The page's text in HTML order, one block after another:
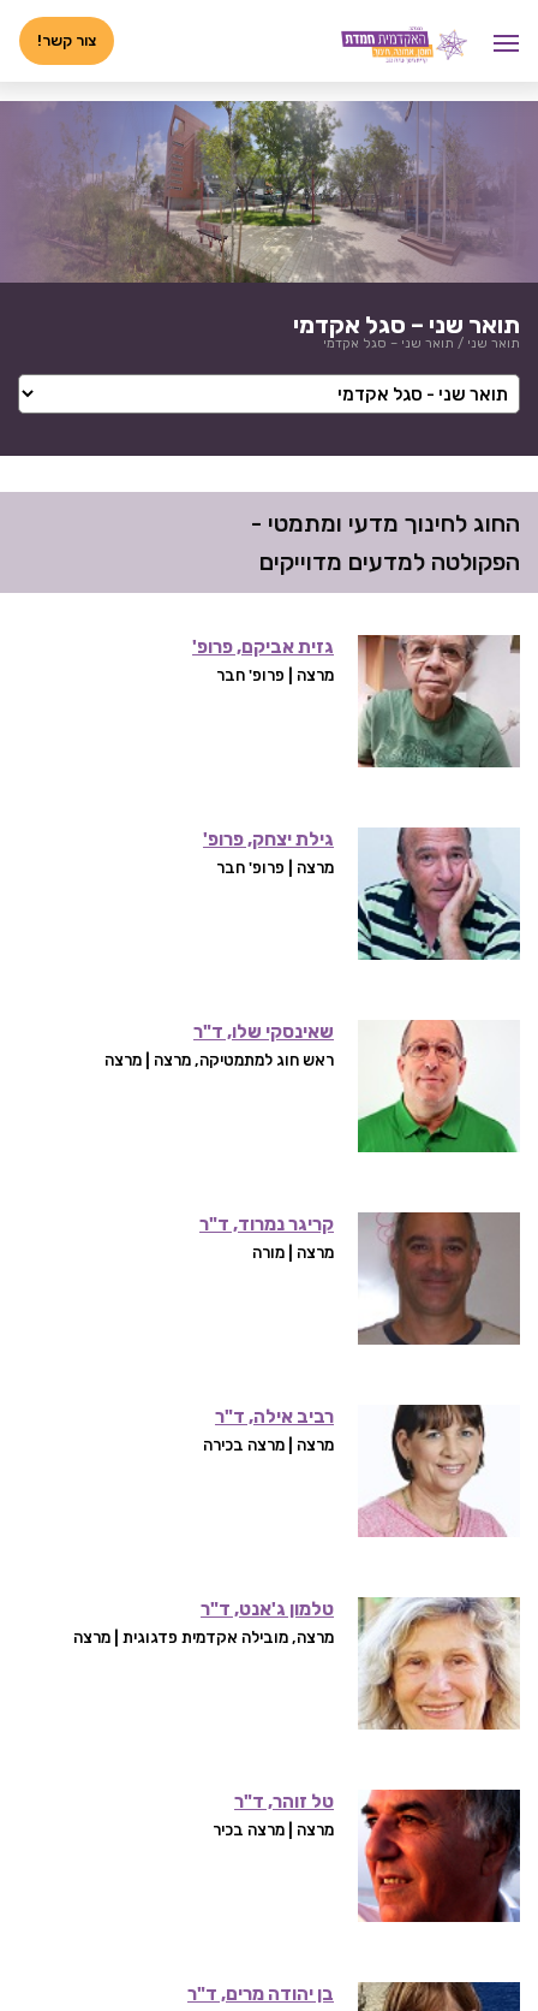
צור קשר!
תואר שני – סגל אקדמי
תואר שני / תואר שני – סגל אקדמי
החוג לחינוך מדעי ומתמטי -
הפקולטה למדעים מדוייקים
גזית אביקם, פרופ'
מרצה | פרופ' חבר
גילת יצחק, פרופ'
מרצה | פרופ' חבר
שאינסקי שלו, ד"ר
ראש חוג למתמטיקה, מרצה | מרצה
קריגר נמרוד, ד"ר
מרצה | מורה
רביב אילה, ד"ר
מרצה | מרצה בכירה
טלמון ג'אנט, ד"ר
מרצה, מובילה אקדמית פדגוגית | מרצה
טל זוהר, ד"ר
מרצה | מרצה בכיר
בן יהודה מרים, ד"ר